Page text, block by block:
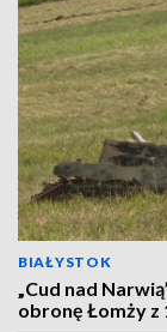
BIAŁYSTOK
„Cud nad
obronę Łomży z